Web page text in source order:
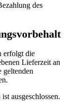
des
erfolgt die
Lieferzeit an
geltenden
ausgeschlossen.